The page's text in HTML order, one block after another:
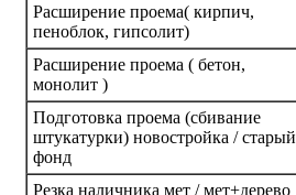
Расширение проема( кирпич,
пеноблок, гипсолит)
Расширение проема ( бетон,
монолит )
Подготовка проема (сбивание
штукатурки) новостройка / старый
фонд
Резка наличника мет / мет+дерево